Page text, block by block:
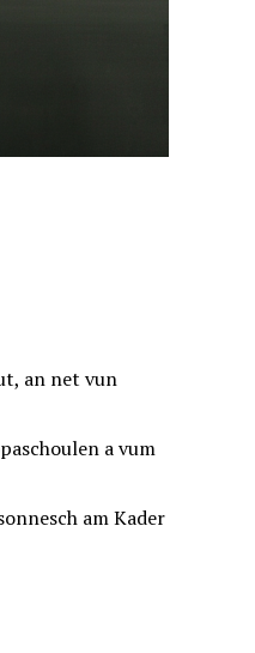
an net vun
a vum
am Kader